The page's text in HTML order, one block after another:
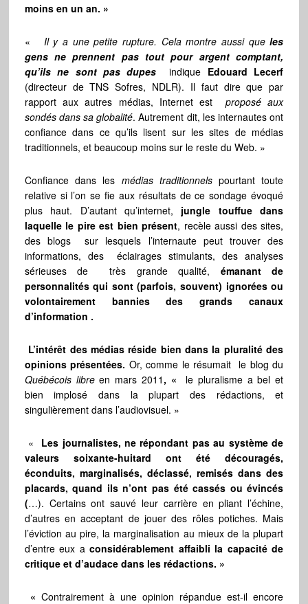
moins en un an. »
« Il y a une petite rupture. Cela montre aussi queles
gens ne prennent pas tout pour argent comptant,
qu’ils ne sont pas dupes indique Edouard Lecerf
(directeur de TNS Sofres, NDLR). Il faut dire que par
rapport aux autres médias, Internet est proposé aux
sondés dans sa globalité. Autrement dit, les internautes ont
confiance dans ce qu’ils lisent sur les sites de médias
traditionnels, et beaucoup moins sur le reste du Web. »
Confiance dans les médias traditionnelspourtant toute
relative si l’on se fie aux résultats de ce sondage évoqué
plus haut. D’autant qu’internet, jungle touffue dans
laquelle le pire est bien présent, recèle aussi des sites,
des blogs sur lesquels l’internaute peut trouver des
informations, des éclairages stimulants, des analyses
sérieuses de très grande qualité, émanant de
personnalités qui sont (parfois, souvent) ignorées ou
volontairement bannies des grands canaux
d’information .
L’intérêt des médias réside bien dans la pluralité des
opinions présentées. Or, comme le résumait le blog du
Québécois libreen mars 2011, « le pluralisme a bel et
bien implosé dans la plupart des rédactions, et
singulièrement dans l’audiovisuel. »
« Les journalistes, ne répondant pas au système de
valeurs soixante-huitard ont été découragés,
éconduits, marginalisés, déclassé, remisés dans des
placards, quand ils n’ont pas été cassés ou évincés
(…). Certains ont sauvé leur carrière en pliant l’échine,
d’autres en acceptant de jouer des rôles potiches. Mais
l’éviction au pire, la marginalisation au mieux de la plupart
d’entre eux aconsidérablement affaibli la capacité de
critique et d’audace dans les rédactions. »
« Contrairement à une opinion répandue est-il encore